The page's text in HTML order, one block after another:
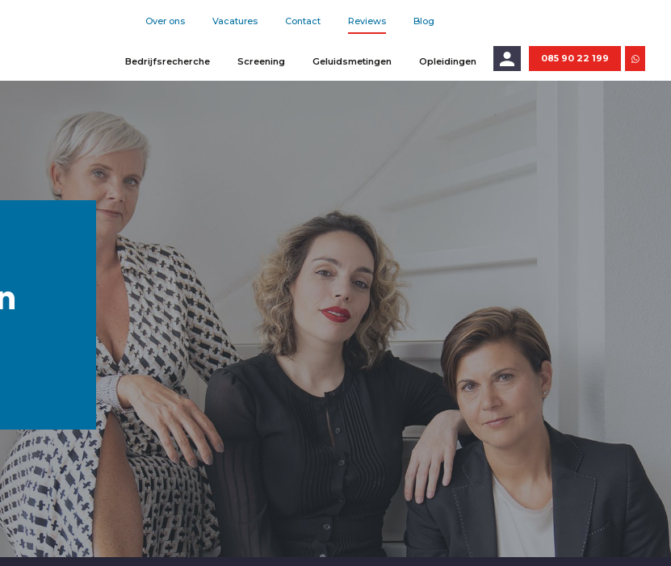
Over ons Vacatures Contact Reviews Blog
Bedrijfsrecherche Screening Geluidsmetingen Opleidingen 085 90 22 199